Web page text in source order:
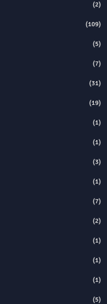
(2)
(109)
(5)
(7)
(31)
(19)
(1)
(1)
(3)
(1)
(7)
(2)
(1)
(1)
(1)
(5)